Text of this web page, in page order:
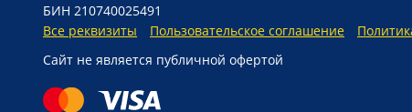
БИН 210740025491
Все реквизиты
Пользовательское соглашение
Сайт не является публичной офертой